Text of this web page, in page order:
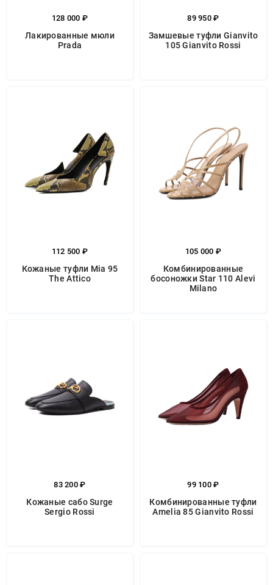
128 000 ₽
Лакированные мюли
Prada
89 950 ₽
Замшевые туфли Gianvito
105 Gianvito Rossi
112 500 ₽
Кожаные туфли Mia 95
The Attico
105 000 ₽
Комбинированные
босоножки Star 110 Alevi
Milano
83 200 ₽
Кожаные сабо Surge
Sergio Rossi
99 100 ₽
Комбинированные туфли
Amelia 85 Gianvito Rossi